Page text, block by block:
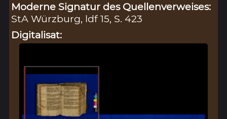
Moderne Signatur des Quellenverweises:
StA Würzburg, ldf 15, S. 423
Digitalisat: